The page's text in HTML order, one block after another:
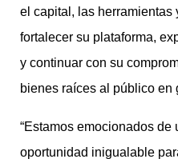
el capital, las herramientas
fortalecer su plataforma,
y continuar con su
bienes raíces al público en
“Estamos emocionados
oportunidad inigualable